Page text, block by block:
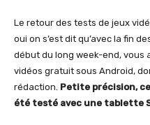
Le retour des tests de jeux
oui on s’est dit qu’avec la fin
début du long week-end, vous
vidéos gratuit sous Android,
rédaction. Petite précision,
été testé avec une tablette